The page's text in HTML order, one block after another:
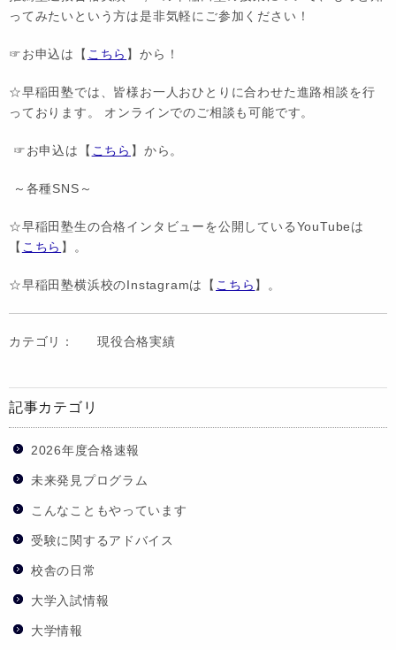
ってみたいという方は是非気軽にご参加ください！
☞お申込は【 こちら 】から！
☆早稲田塾では、皆様お一人おひとりに合わせた進路相談を行
っております。 オンラインでのご相談も可能です。
☞お申込は【 こちら 】から。
～各種SNS～
☆早稲田塾生の合格インタビューを公開しているYouTubeは
【 こちら 】。
☆早稲田塾横浜校のInstagramは【 こちら 】。
カテゴリ： 現役合格実績
記事カテゴリ
2026年度合格速報
未来発見プログラム
こんなこともやっています
受験に関するアドバイス
校舎の日常
大学入試情報
大学情報